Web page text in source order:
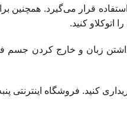
ایروی و… مورد استفاده قرار می‌گیرد.
کنید.
داشتن زبان و خارج کردن جسم
کنید و بهترین و باکیفیت‌ترین پنس مگیل 25 سانتی متر را با بهترین قیمت خریداری